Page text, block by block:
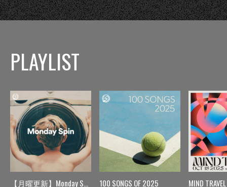
PLAYLIST
【月曜更新】Monday Spin 100 SONGS OF 2025 MIND TRAVEL